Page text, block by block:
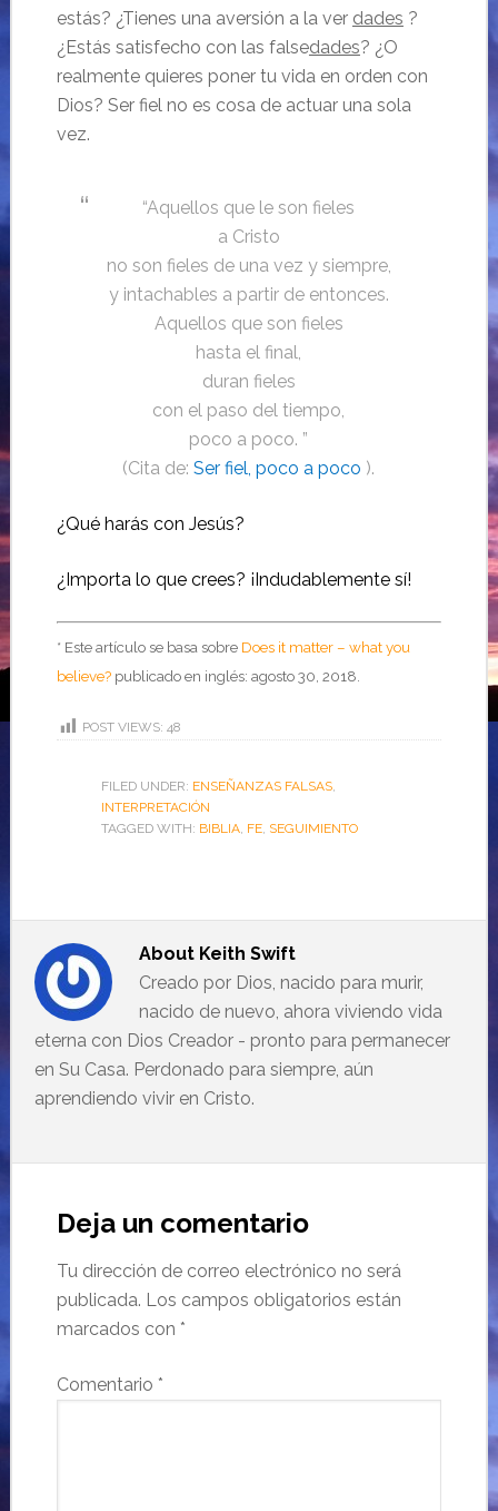
estás? ¿Tienes una aversión a la ver dades ?
¿Estás satisfecho con las falsedades? ¿O
realmente quieres poner tu vida en orden con
Dios? Ser fiel no es cosa de actuar una sola
vez.
“Aquellos que le son fieles
a Cristo
no son fieles de una vez y siempre,
y intachables a partir de entonces.
Aquellos que son fieles
hasta el final,
duran fieles
con el paso del tiempo,
poco a poco. ”
(Cita de:Ser fiel, poco a poco ).
¿Qué harás con Jesús?
¿Importa lo que crees? ¡Indudablemente sí!
* Este artículo se basa sobre Does it matter – what you
believe?publicado en inglés: agosto 30, 2018.
POST VIEWS: 48
FILED UNDER: ENSEÑANZAS FALSAS,
INTERPRETACIÓN
TAGGED WITH: BIBLIA, FE, SEGUIMIENTO
About Keith Swift
Creado por Dios, nacido para murir,
nacido de nuevo, ahora viviendo vida
eterna con Dios Creador - pronto para permanecer
en Su Casa. Perdonado para siempre, aún
aprendiendo vivir en Cristo.
Deja un comentario
Tu dirección de correo electrónico no será
publicada. Los campos obligatorios están
marcados con *
Comentario *